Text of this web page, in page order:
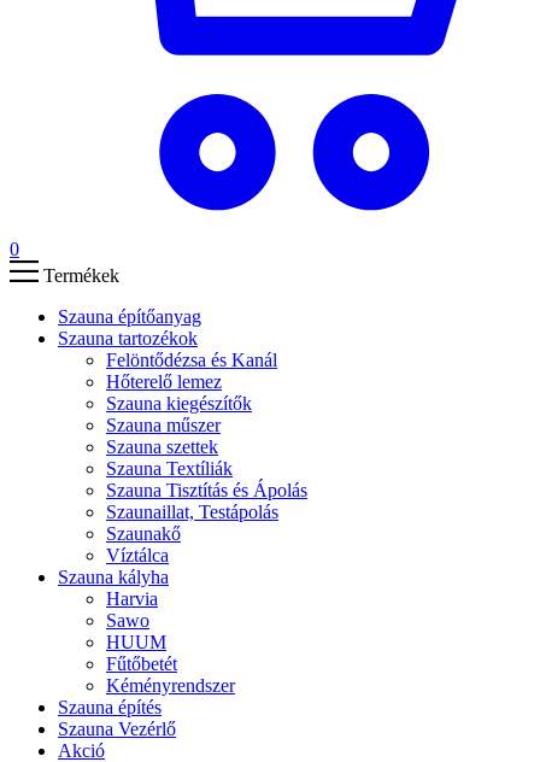
0
Termékek
Szauna építőanyag
Szauna tartozékok
Felöntődézsa és Kanál
Hőterelő lemez
Szauna kiegészítők
Szauna műszer
Szauna szettek
Szauna Textíliák
Szauna Tisztítás és Ápolás
Szaunaillat, Testápolás
Szaunakő
Víztálca
Szauna kályha
Harvia
Sawo
HUUM
Fűtőbetét
Kéményrendszer
Szauna építés
Szauna Vezérlő
Akció